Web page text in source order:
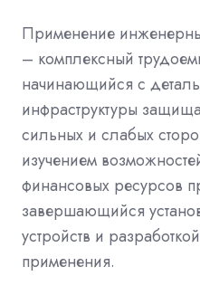
Применение
– комплексный
начинающийся с
инфраструктуры
сильных и слабых
изучением
финансовых ресурсов
завершающийся
устройств и
применения.